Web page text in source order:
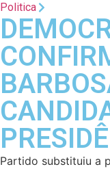
Politica
Partido substituiu a